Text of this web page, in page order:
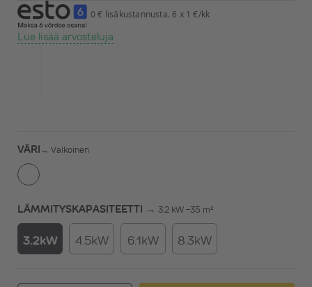
0 € lisäkustannusta. 6 x 1 €/kk
Lue lisää arvosteluja
VÄRI→ Valkoinen
LÄMMITYSKAPASITEETTI → 3.2 kW -35 m²
3.2kW 4.5kW 6.1kW 8.3kW